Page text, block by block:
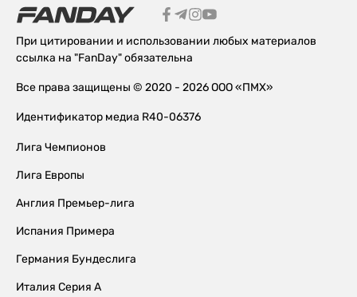
При цитировании и использовании любых материалов
ссылка на "FanDay" обязательна
Все права защищены © 2020 - 2026 ООО «ПМХ»
Идентификатор медиа R40-06376
Лига Чемпионов
Лига Европы
Англия Премьер-лига
Испания Примера
Германия Бундеслига
Италия Серия А